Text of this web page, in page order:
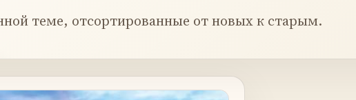
теме, отсортированные от новых к старым.